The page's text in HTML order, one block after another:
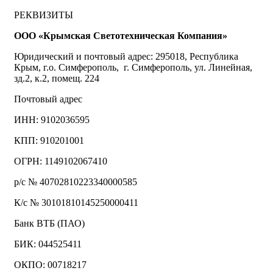
РЕКВИЗИТЫ
ООО «Крымская Светотехническая Компания»
Юридический и почтовый адрес: 295018, Республика
Крым, г.о. Симферополь, г. Симферополь, ул. Линейная,
зд.2, к.2, помещ. 224
Почтовый адрес
ИНН: 9102036595
КПП: 910201001
ОГРН: 1149102067410
р/с № 40702810223340000585
К/с № 30101810145250000411
Банк ВТБ (ПАО)
БИК: 044525411
ОКПО: 00718217